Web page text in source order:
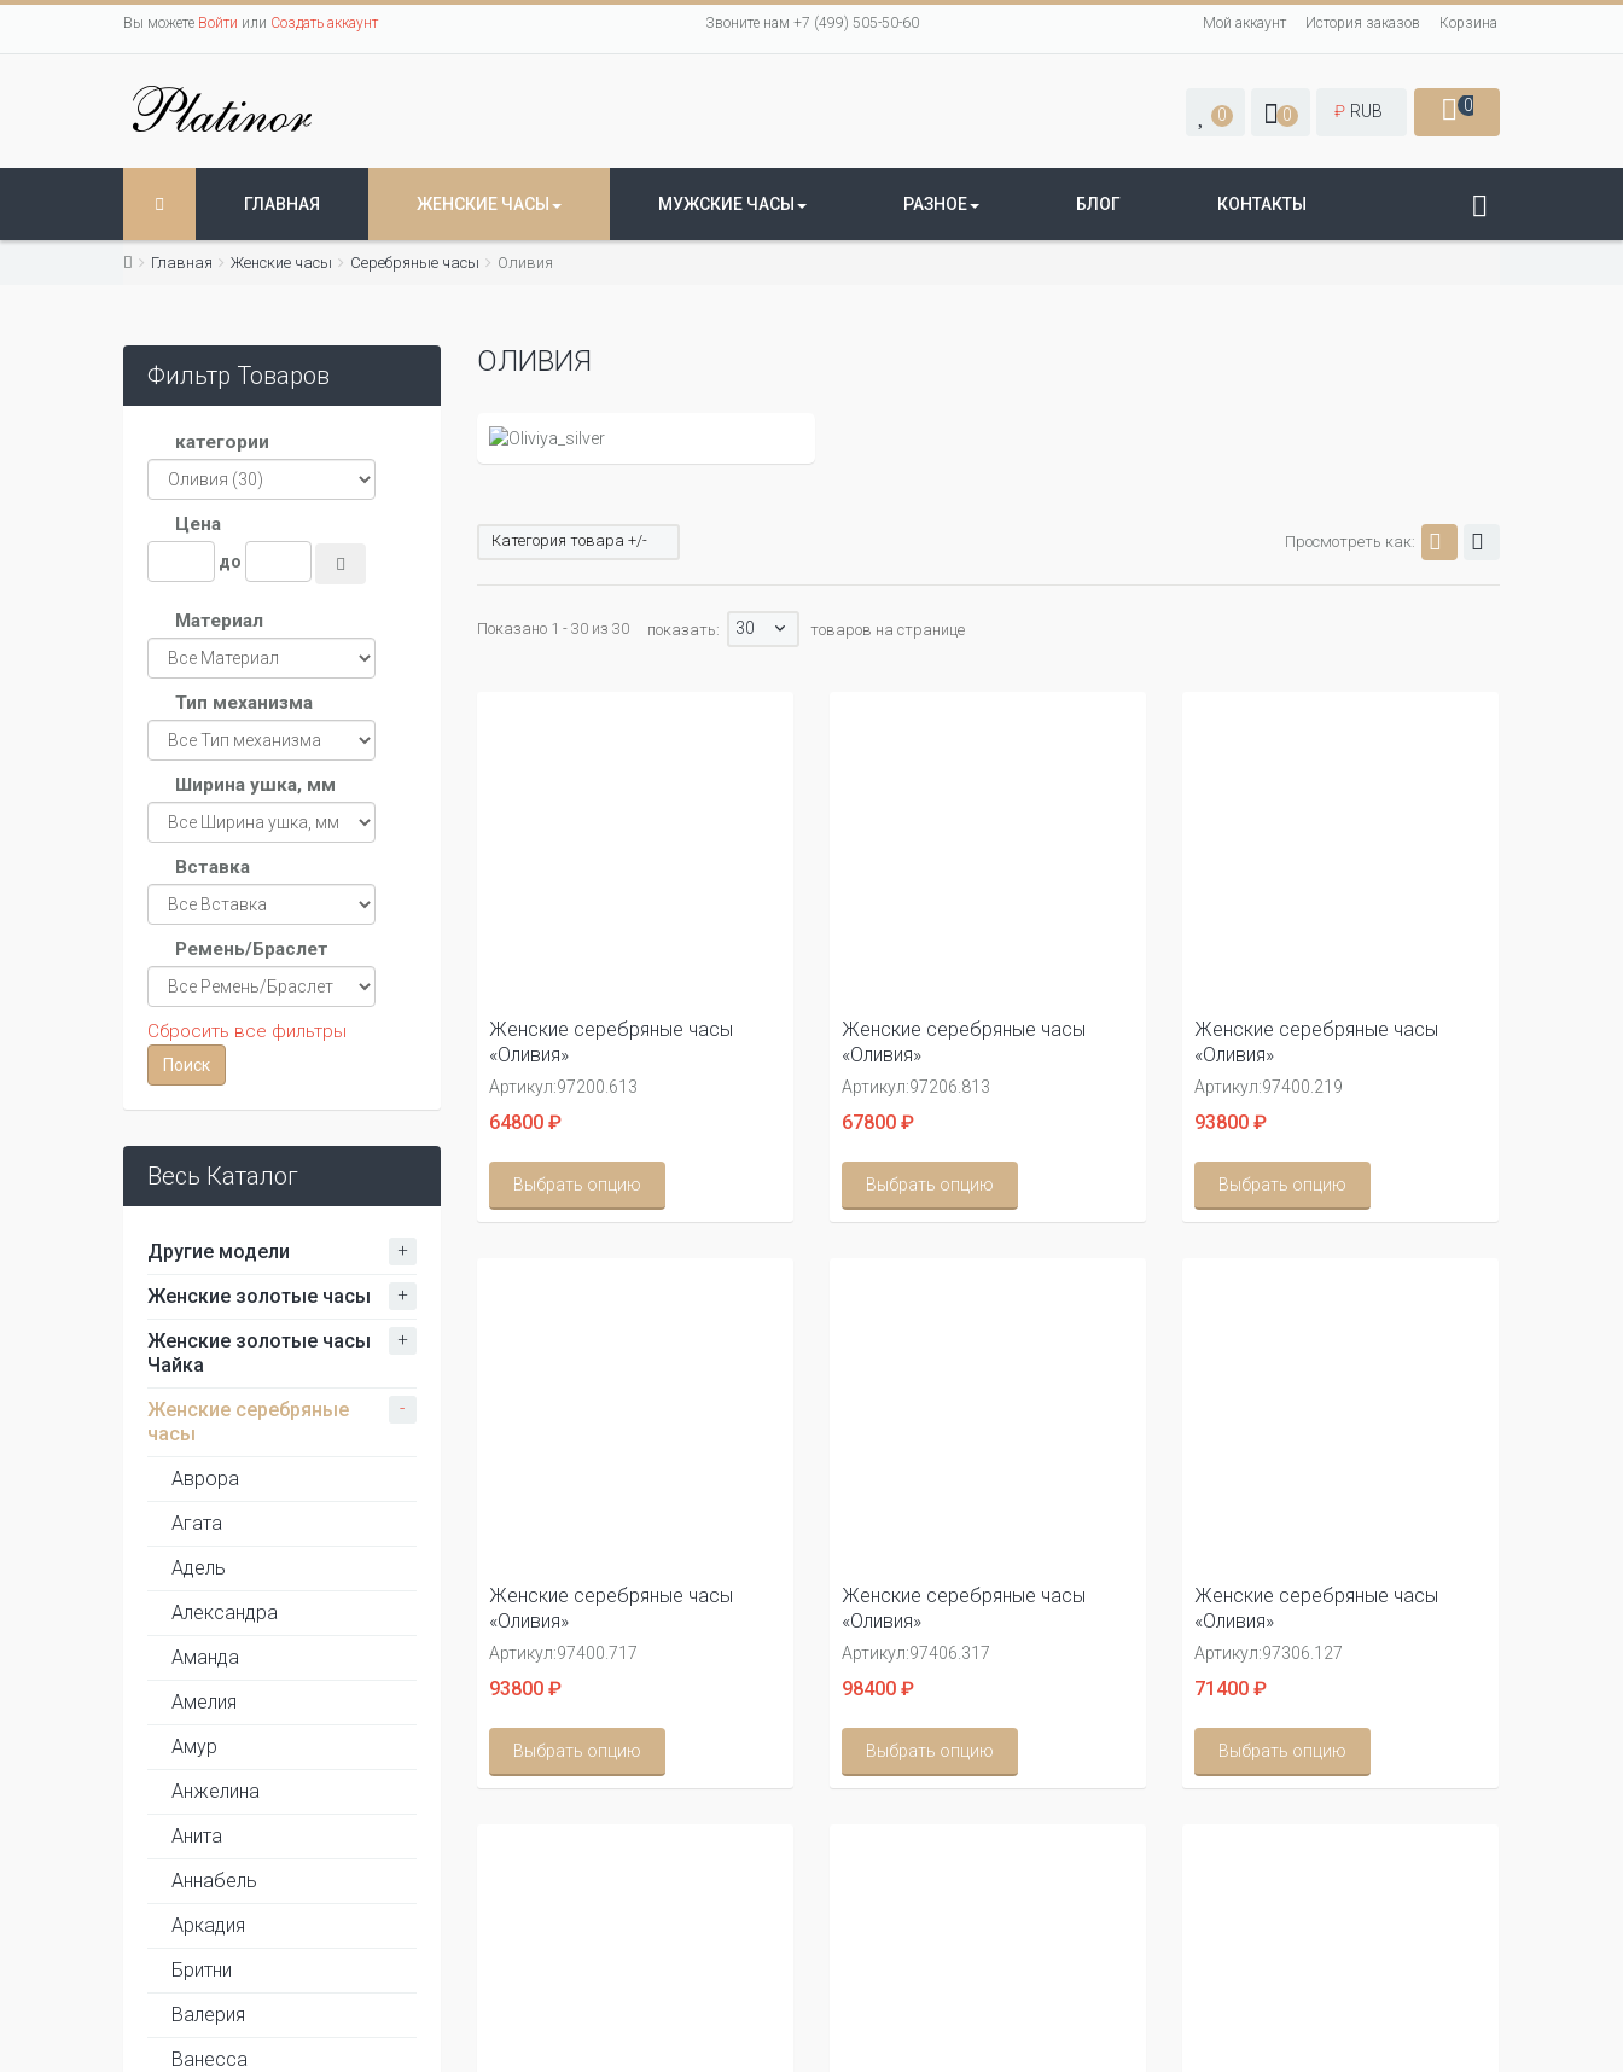
Вы можете Войти или Создать аккаунт Звоните нам +7 (499) 505-50-60 Мой аккаунт История заказов Корзина
0 0 ₽ RUB 0
ГЛАВНАЯ ЖЕНСКИЕ ЧАСЫ МУЖСКИЕ ЧАСЫ РАЗНОЕ БЛОГ КОНТАКТЫ
Главная Женские часы Серебряные часы Оливия
Фильтр Товаров
категории
Цена
до
Материал
Тип механизма
Ширина ушка, мм
Вставка
Ремень/Браслет
Сбросить все фильтры
Весь Каталог
Другие модели +
Женские золотые часы +
Женские золотые часы
Чайка
+
Женские серебряные
часы
-
Аврора
Агата
Адель
Александра
Аманда
Амелия
Амур
Анжелина
Анита
Аннабель
Аркадия
Бритни
Валерия
Ванесса
ОЛИВИЯ
Просмотреть как:
Категория товара +/-
Показано 1 - 30 из 30 показать: 30 товаров на странице
Женские серебряные часы
«Оливия»
Артикул:97200.613
64800 ₽
Выбрать опцию
Женские серебряные часы
«Оливия»
Артикул:97206.813
67800 ₽
Выбрать опцию
Женские серебряные часы
«Оливия»
Артикул:97400.219
93800 ₽
Выбрать опцию
Женские серебряные часы
«Оливия»
Артикул:97400.717
93800 ₽
Выбрать опцию
Женские серебряные часы
«Оливия»
Артикул:97406.317
98400 ₽
Выбрать опцию
Женские серебряные часы
«Оливия»
Артикул:97306.127
71400 ₽
Выбрать опцию